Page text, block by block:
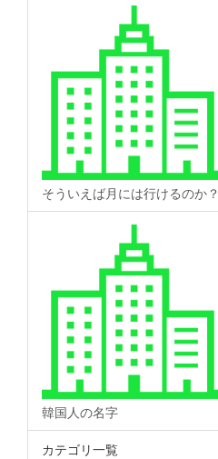
そういえば月には行けるのか？
韓国人の名字
カテゴリ一覧